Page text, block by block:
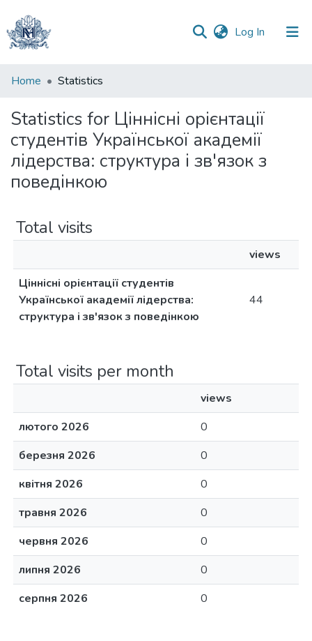
Log In (current)
Communities
Collections
All of DSpace
Home Statistics
Statistics for Ціннісні орієнтації
студентів Української академії
лідерства: структура і зв'язок з
поведінкою
Total visits
views
Ціннісні орієнтації студентів
Української академії лідерства:
структура і зв'язок з поведінкою
44
Total visits per month
views
лютого 2026
0
березня 2026
0
квітня 2026
0
травня 2026
0
червня 2026
0
липня 2026
0
серпня 2026
0